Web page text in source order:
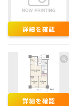
詳細を確認
詳細を確認